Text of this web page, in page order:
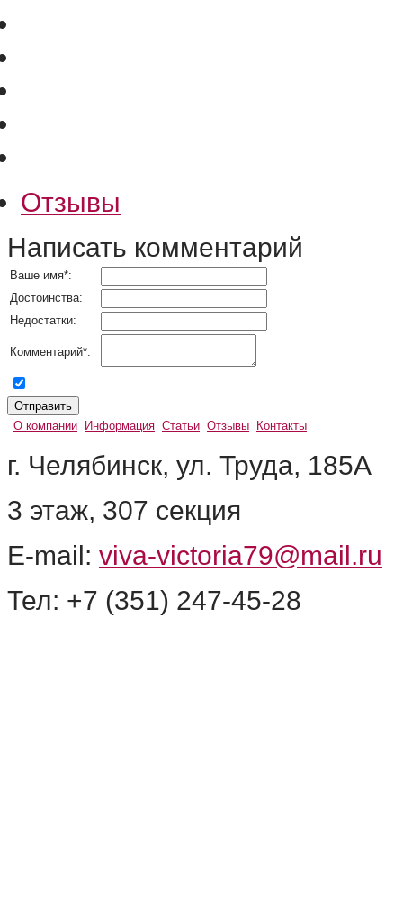
Отзывы
Написать комментарий
Ваше имя*:
Достоинства:
Недостатки:
Комментарий*:
О компании Информация Статьи Отзывы Контакты
г. Челябинск, ул. Труда, 185А
3 этаж, 307 секция
E-mail: viva-victoria79@mail.ru
Тел: +7 (351) 247-45-28